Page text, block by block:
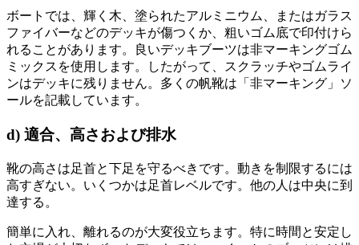
ボートでは、輝く木、塗られたアルミニウム、またはガラス
ファイバーなどのデッキが傷つくか、粗いゴム底で印付けら
れることがあります。良いデッキブーツは非マーキングゴム
ミックスを使用します。したがって、スクラッチやゴムライ
ンはデッキに残りません。多くの帆靴は「非マーキング」ソ
ールを記載しています。
d) 適合、高さおよび排水
靴の高さは足首と下足を守るべきです。動きを制限するには
高すぎない。いくつかは足首レベルです。他の人は中央に到
達する。
簡単に入れ、離れるのが大変役立ちます。特に時間と安定し